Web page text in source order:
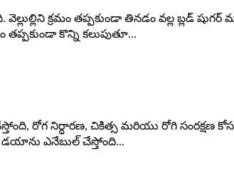
క్రమం తప్పకుండా తినడం వల్ల బ్లడ్
కొన్ని కలుపుతూ...
రోగ నిర్ధారణ, చికిత్స మరియు రోగి సంరక్షణ
ఎనేబుల్ చేస్తోంది...